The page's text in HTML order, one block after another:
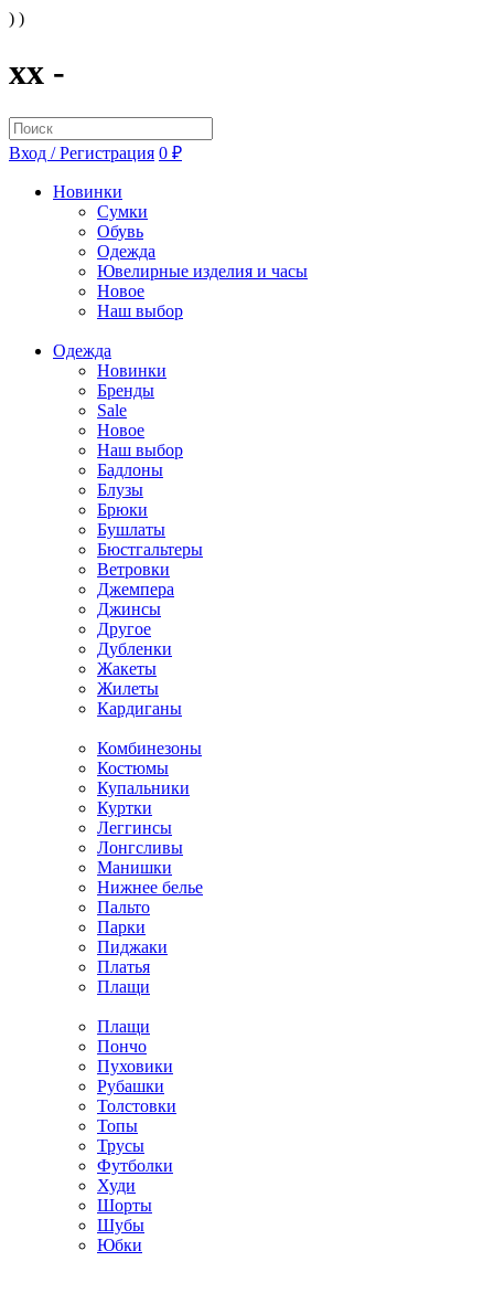
) )
xx -
Вход / Регистрация 0 ₽
Новинки
Сумки
Обувь
Одежда
Ювелирные изделия и часы
Новое
Наш выбор
Одежда
Новинки
Бренды
Sale
Новое
Наш выбор
Бадлоны
Блузы
Брюки
Бушлаты
Бюстгальтеры
Ветровки
Джемпера
Джинсы
Другое
Дубленки
Жакеты
Жилеты
Кардиганы
Комбинезоны
Костюмы
Купальники
Куртки
Леггинсы
Лонгсливы
Манишки
Нижнее белье
Пальто
Парки
Пиджаки
Платья
Плащи
Плащи
Пончо
Пуховики
Рубашки
Толстовки
Топы
Трусы
Футболки
Худи
Шорты
Шубы
Юбки